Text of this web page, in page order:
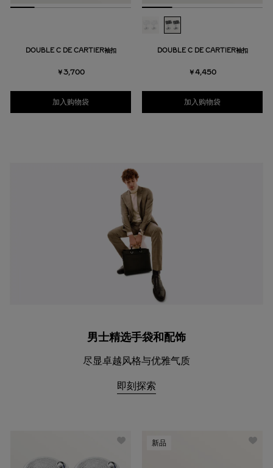
DOUBLE C DE CARTIER袖扣
￥3,700
加入购物袋
DOUBLE C DE CARTIER袖扣
￥4,450
加入购物袋
男士精选手袋和配饰
尽显卓越风格与优雅气质
即刻探索
新品